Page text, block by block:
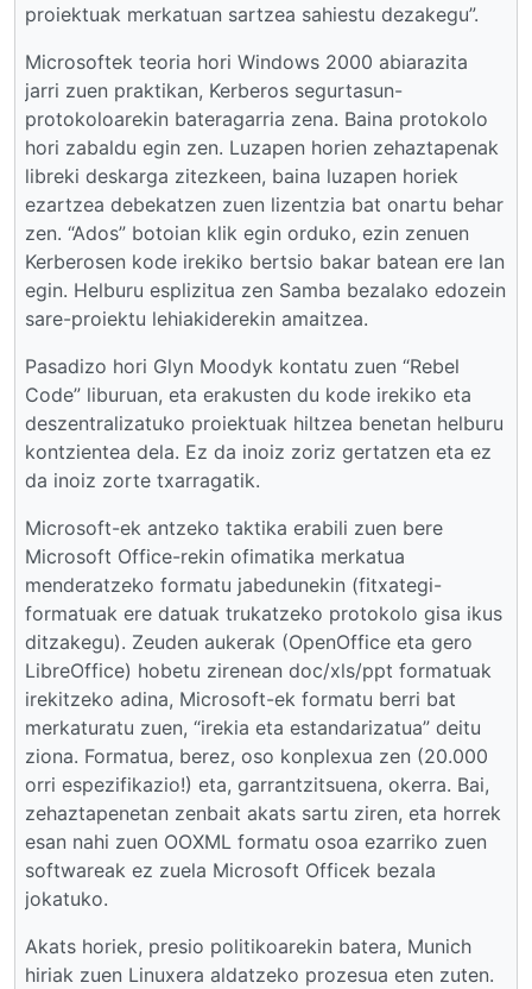
proiektuak merkatuan sartzea sahiestu dezakegu”.
Microsoftek teoria hori Windows 2000 abiarazita
jarri zuen praktikan, Kerberos segurtasun-
protokoloarekin bateragarria zena. Baina protokolo
hori zabaldu egin zen. Luzapen horien zehaztapenak
libreki deskarga zitezkeen, baina luzapen horiek
ezartzea debekatzen zuen lizentzia bat onartu behar
zen. “Ados” botoian klik egin orduko, ezin zenuen
Kerberosen kode irekiko bertsio bakar batean ere lan
egin. Helburu esplizitua zen Samba bezalako edozein
sare-proiektu lehiakiderekin amaitzea.
Pasadizo hori Glyn Moodyk kontatu zuen “Rebel
Code” liburuan, eta erakusten du kode irekiko eta
deszentralizatuko proiektuak hiltzea benetan helburu
kontzientea dela. Ez da inoiz zoriz gertatzen eta ez
da inoiz zorte txarragatik.
Microsoft-ek antzeko taktika erabili zuen bere
Microsoft Office-rekin ofimatika merkatua
menderatzeko formatu jabedunekin (fitxategi-
formatuak ere datuak trukatzeko protokolo gisa ikus
ditzakegu). Zeuden aukerak (OpenOffice eta gero
LibreOffice) hobetu zirenean doc/xls/ppt formatuak
irekitzeko adina, Microsoft-ek formatu berri bat
merkaturatu zuen, “irekia eta estandarizatua” deitu
ziona. Formatua, berez, oso konplexua zen (20.000
orri espezifikazio!) eta, garrantzitsuena, okerra. Bai,
zehaztapenetan zenbait akats sartu ziren, eta horrek
esan nahi zuen OOXML formatu osoa ezarriko zuen
softwareak ez zuela Microsoft Officek bezala
jokatuko.
Akats horiek, presio politikoarekin batera, Munich
hiriak zuen Linuxera aldatzeko prozesua eten zuten.